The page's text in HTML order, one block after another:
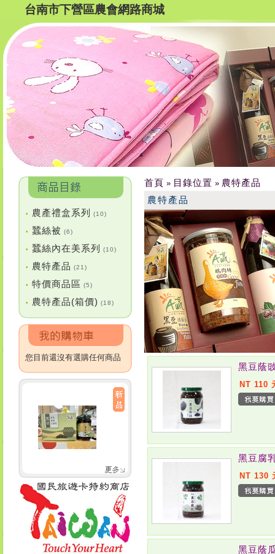
台南市下營區農會網路商城
• 農產禮盒系列 (10)
• 蠶絲被 (6)
• 蠶絲內在美系列 (10)
• 農特產品 (21)
• 特價商品區 (5)
• 農特產品(箱價) (18)
您目前還沒有選購任何商品
首頁 » 目錄位置 » 農特產品
農特產品
黑豆蔭
NT 110
黑豆腐
NT 130
黑豆蔭